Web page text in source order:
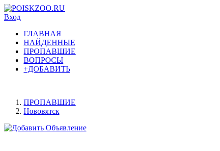
Вход
ГЛАВНАЯ
НАЙДЕННЫЕ
ПРОПАВШИЕ
ВОПРОСЫ
+ДОБАВИТЬ
ПРОПАВШИЕ
Нововятск